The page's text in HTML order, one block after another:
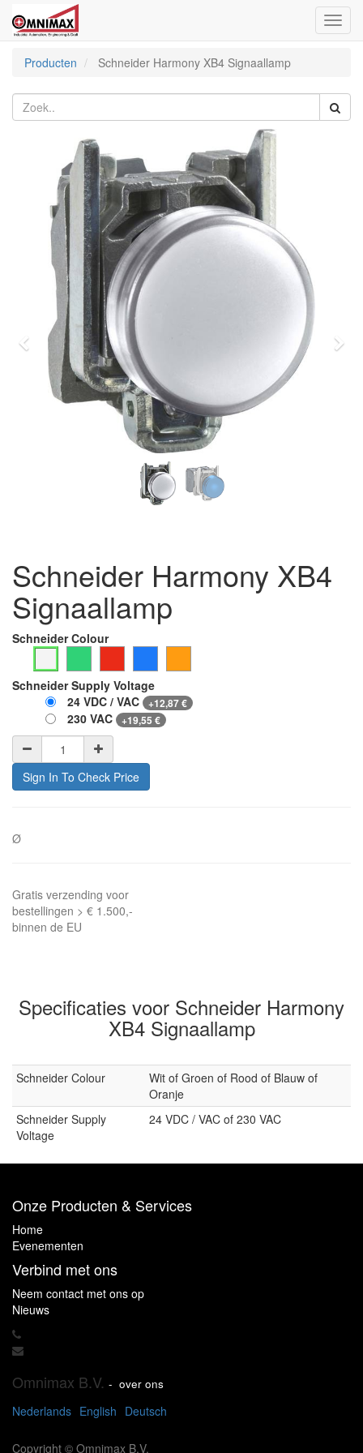
Producten
Schneider Harmony XB4 Signaallamp
Vorige
Schneider Harmony XB4
Signaallamp
Schneider Colour
Schneider Supply Voltage
24 VDC / VAC
+12,87€
230 VAC +19,55 €
Sign In To Check Price
Ø
Gratis verzending voor
bestellingen > € 1.500,-
binnen de EU
Specificaties voor Schneider Harmony
XB4 Signaallamp
Schneider Colour
Wit of Groen of Rood of Blauw of
Oranje
Schneider Supply
Voltage
24 VDC / VAC of 230 VAC
Onze Producten & Services
Home
Evenementen
Verbind met ons
Neem contact met ons op
Nieuws
Omnimax B.V. - over ons
Nederlands English Deutsch
Copyright © Omnimax B.V.